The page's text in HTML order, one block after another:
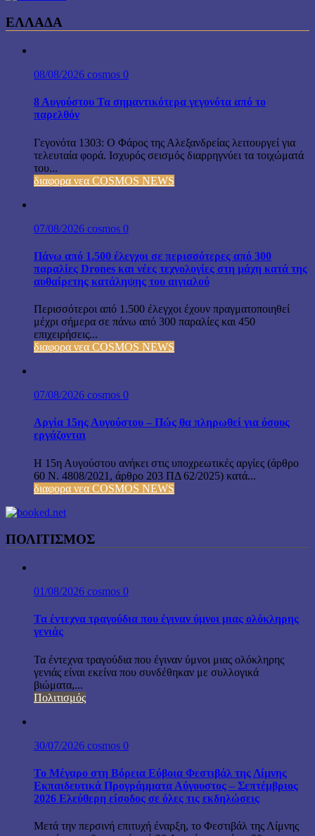
ΕΛΛΑΔΑ
08/08/2026 cosmos 0
8 Αυγούστου Τα σημαντικότερα γεγονότα από το
παρελθόν
Γεγονότα 1303: Ο Φάρος της Αλεξανδρείας λειτουργεί για
τελευταία φορά. Ισχυρός σεισμός διαρρηγνύει τα τοιχώματά
του...
διαφορα νεα COSMOS NEWS
07/08/2026 cosmos 0
Πάνω από 1.500 έλεγχοι σε περισσότερες από 300
παραλίες Drones και νέες τεχνολογίες στη μάχη κατά της
αυθαίρετης κατάληψης του αιγιαλού
Περισσότεροι από 1.500 έλεγχοι έχουν πραγματοποιηθεί
μέχρι σήμερα σε πάνω από 300 παραλίες και 450
επιχειρήσεις...
διαφορα νεα COSMOS NEWS
07/08/2026 cosmos 0
Αργία 15ης Αυγούστου – Πώς θα πληρωθεί για όσους
εργάζονται
Η 15η Αυγούστου ανήκει στις υποχρεωτικές αργίες (άρθρο
60 Ν. 4808/2021, άρθρο 203 ΠΔ 62/2025) κατά...
διαφορα νεα COSMOS NEWS
ΠΟΛΙΤΙΣΜΟΣ
01/08/2026 cosmos 0
Τα έντεχνα τραγούδια που έγιναν ύμνοι μιας ολόκληρης
γενιάς
Τα έντεχνα τραγούδια που έγιναν ύμνοι μιας ολόκληρης
γενιάς είναι εκείνα που συνδέθηκαν με συλλογικά
βιώματα,...
Πολιτισμός
30/07/2026 cosmos 0
Το Μέγαρο στη Βόρεια Εύβοια Φεστιβάλ της Λίμνης
Εκπαιδευτικά Προγράμματα Αύγουστος – Σεπτέμβριος
2026 Ελεύθερη είσοδος σε όλες τις εκδηλώσεις
Μετά την περσινή επιτυχή έναρξη, το Φεστιβάλ της Λίμνης